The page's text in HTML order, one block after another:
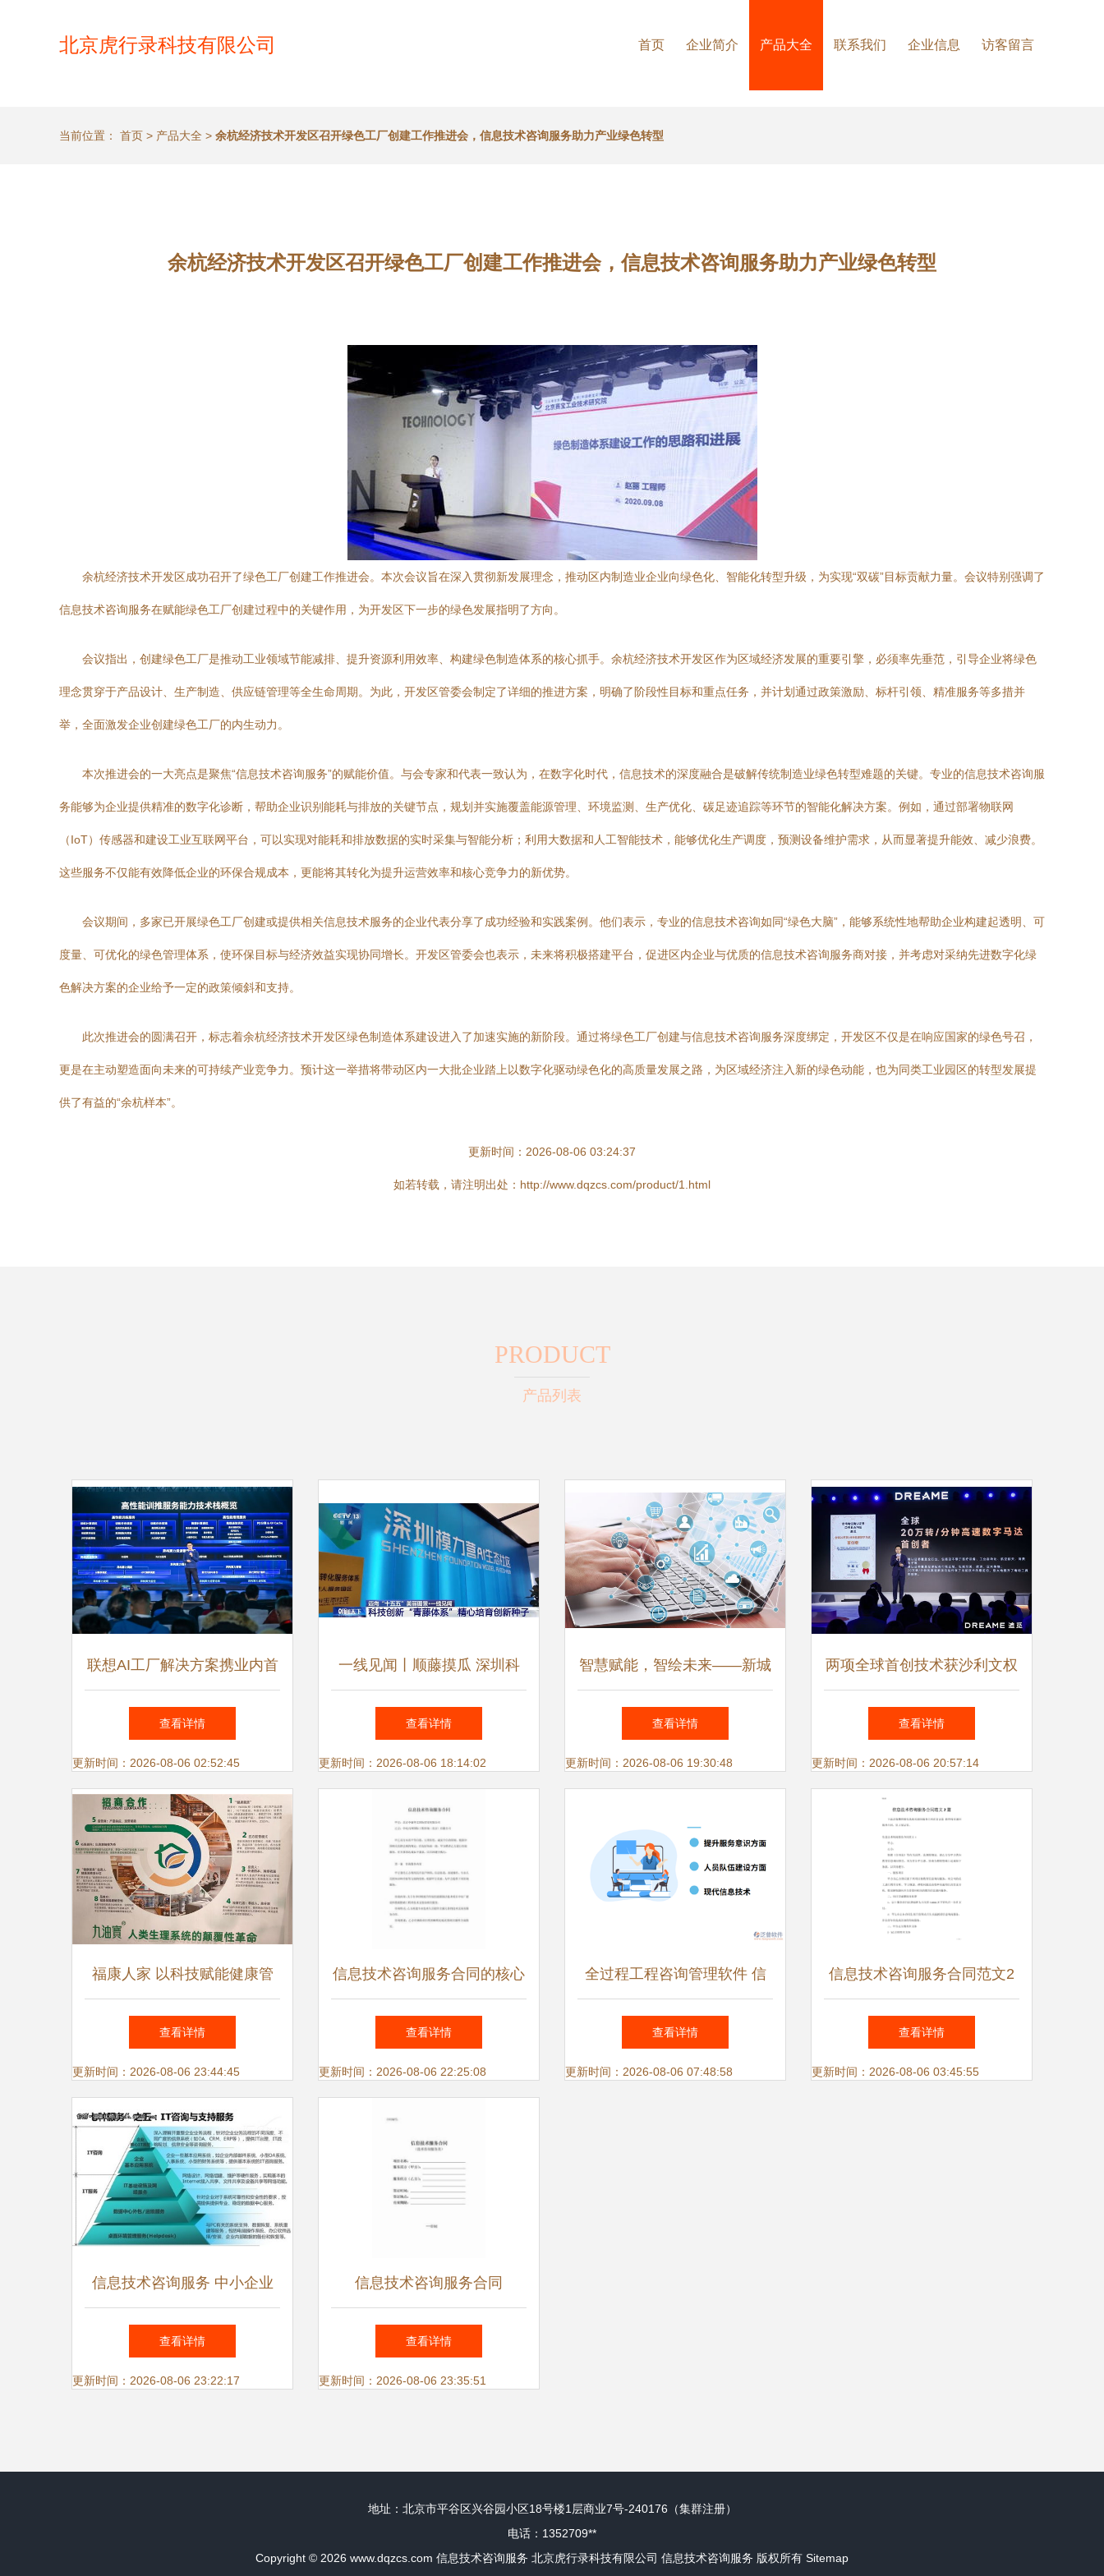
北京虎行录科技有限公司 首页 企业简介 产品大全 联系我们 企业信息 访客留言
当前位置： 首页 > 产品大全 > 余杭经济技术开发区召开绿色工厂创建工作推进会，信息技术咨询服务助力产业绿色转型
余杭经济技术开发区召开绿色工厂创建工作推进会，信息技术咨询服务助力产业绿色转型
余杭经济技术开发区成功召开了绿色工厂创建工作推进会。本次会议旨在深入贯彻新发展理念，推动区内制造业企业向绿色化、智能化转型升级，为实现“双碳”目标贡献力量。会议特别强调了
信息技术咨询服务在赋能绿色工厂创建过程中的关键作用，为开发区下一步的绿色发展指明了方向。
会议指出，创建绿色工厂是推动工业领域节能减排、提升资源利用效率、构建绿色制造体系的核心抓手。余杭经济技术开发区作为区域经济发展的重要引擎，必须率先垂范，引导企业将绿色
理念贯穿于产品设计、生产制造、供应链管理等全生命周期。为此，开发区管委会制定了详细的推进方案，明确了阶段性目标和重点任务，并计划通过政策激励、标杆引领、精准服务等多措并
举，全面激发企业创建绿色工厂的内生动力。
本次推进会的一大亮点是聚焦“信息技术咨询服务”的赋能价值。与会专家和代表一致认为，在数字化时代，信息技术的深度融合是破解传统制造业绿色转型难题的关键。专业的信息技术咨询服
务能够为企业提供精准的数字化诊断，帮助企业识别能耗与排放的关键节点，规划并实施覆盖能源管理、环境监测、生产优化、碳足迹追踪等环节的智能化解决方案。例如，通过部署物联网
（IoT）传感器和建设工业互联网平台，可以实现对能耗和排放数据的实时采集与智能分析；利用大数据和人工智能技术，能够优化生产调度，预测设备维护需求，从而显著提升能效、减少浪费。
这些服务不仅能有效降低企业的环保合规成本，更能将其转化为提升运营效率和核心竞争力的新优势。
会议期间，多家已开展绿色工厂创建或提供相关信息技术服务的企业代表分享了成功经验和实践案例。他们表示，专业的信息技术咨询如同“绿色大脑”，能够系统性地帮助企业构建起透明、可
度量、可优化的绿色管理体系，使环保目标与经济效益实现协同增长。开发区管委会也表示，未来将积极搭建平台，促进区内企业与优质的信息技术咨询服务商对接，并考虑对采纳先进数字化绿
色解决方案的企业给予一定的政策倾斜和支持。
此次推进会的圆满召开，标志着余杭经济技术开发区绿色制造体系建设进入了加速实施的新阶段。通过将绿色工厂创建与信息技术咨询服务深度绑定，开发区不仅是在响应国家的绿色号召，
更是在主动塑造面向未来的可持续产业竞争力。预计这一举措将带动区内一大批企业踏上以数字化驱动绿色化的高质量发展之路，为区域经济注入新的绿色动能，也为同类工业园区的转型发展提
供了有益的“余杭样本”。
更新时间：2026-08-06 03:24:37
如若转载，请注明出处：http://www.dqzcs.com/product/1.html
PRODUCT
产品列表
联想AI工厂解决方案携业内首
个训推服务验证成果正式亮
相，释放智算产业新动能
查看详情
更新时间：2026-08-06 02:52:45
一线见闻丨顺藤摸瓜 深圳科
创青藤成果转化服务体系，赋
能硬科技转化
查看详情
更新时间：2026-08-06 18:14:02
智慧赋能，智绘未来——新城
悦服务如何以信息技术咨询驱
动企业向高新技术转型
查看详情
更新时间：2026-08-06 19:30:48
两项全球首创技术获沙利文权
威认证，追觅科技产品创新力
与技术领导力获认可
查看详情
更新时间：2026-08-06 20:57:14
福康人家 以科技赋能健康管
理，创新生态共筑产业新篇
查看详情
更新时间：2026-08-06 23:44:45
信息技术咨询服务合同的核心
要素与风险防范
查看详情
更新时间：2026-08-06 22:25:08
全过程工程咨询管理软件 信
息技术咨询服务的新引擎
查看详情
更新时间：2026-08-06 07:48:58
信息技术咨询服务合同范文2
篇
查看详情
更新时间：2026-08-06 03:45:55
信息技术咨询服务 中小企业
数字化转型的下一个金矿
查看详情
更新时间：2026-08-06 23:22:17
信息技术咨询服务合同
查看详情
更新时间：2026-08-06 23:35:51
地址：北京市平谷区兴谷园小区18号楼1层商业7号-240176（集群注册）
电话：1352709**
Copyright © 2026 www.dqzcs.com 信息技术咨询服务 北京虎行录科技有限公司 信息技术咨询服务 版权所有 Sitemap